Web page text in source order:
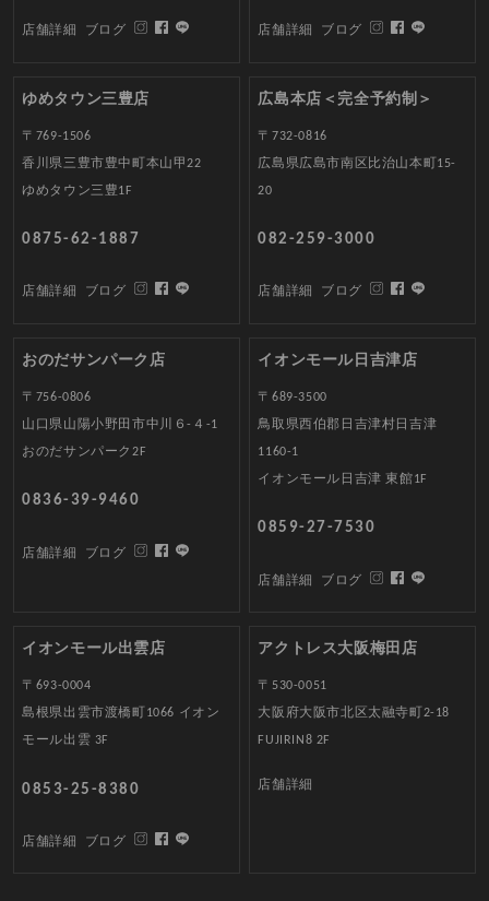
店舗詳細 ブログ 店舗詳細 ブログ
ゆめタウン三豊店
〒769-1506
香川県三豊市豊中町本山甲22
ゆめタウン三豊1F
0875-62-1887
店舗詳細 ブログ
広島本店＜完全予約制＞
〒732-0816
広島県広島市南区比治山本町15-
20
082-259-3000
店舗詳細 ブログ
おのだサンパーク店
〒756-0806
山口県山陽小野田市中川６-４-1
おのだサンパーク2F
0836-39-9460
店舗詳細 ブログ
イオンモール日吉津店
〒689-3500
鳥取県西伯郡日吉津村日吉津
1160-1
イオンモール日吉津 東館1F
0859-27-7530
店舗詳細 ブログ
イオンモール出雲店
〒693-0004
島根県出雲市渡橋町1066 イオン
モール出雲 3F
0853-25-8380
店舗詳細 ブログ
アクトレス大阪梅田店
〒530-0051
大阪府大阪市北区太融寺町2-18
FUJIRIN8 2F
店舗詳細